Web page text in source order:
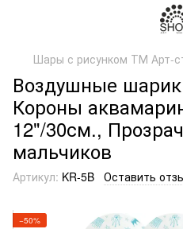
Шары с рисунком ТМ Арт-
Воздушные
Короны
12"/30см.,
мальчиков
Артикул: KR-5B Оставить
−50%